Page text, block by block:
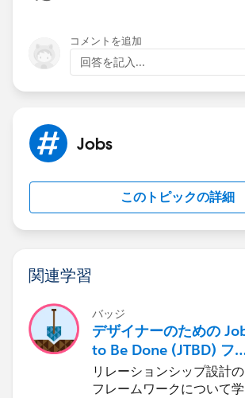
コメントを追加
回答を記入...
Jobs
このトピックの詳細
関連学習
バッジ
デザイナーのための
to Be Done (JTBD) フ
ームワーク
リレーションシップ設計
フレームワークについて学